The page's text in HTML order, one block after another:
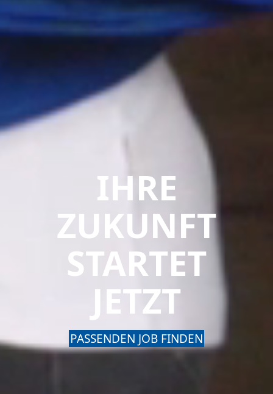
IHRE
ZUKUNFT
STARTET
JETZT
PASSENDEN JOB FINDEN